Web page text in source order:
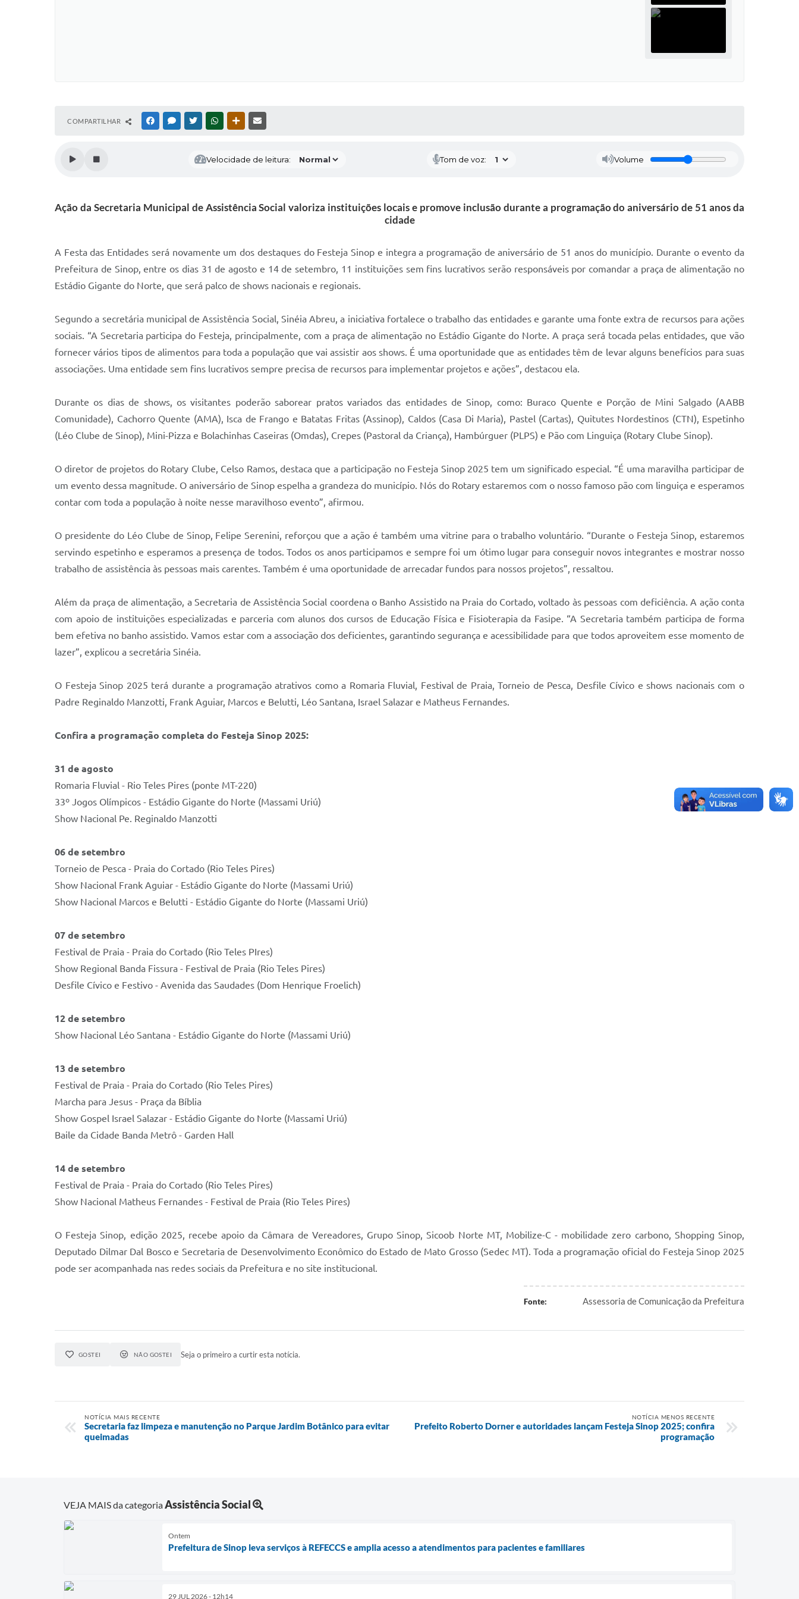
COMPARTILHAR FACEBOOKMESSENGER
TWITTERWHATSAPPOUTRAS MÍDIAS
Velocidade de leitura: Tom de voz: Volume
Ação da Secretaria Municipal de Assistência Social valoriza instituições locais e promove inclusão durante a programação do aniversário de 51 anos da
cidade
A Festa das Entidades será novamente um dos destaques do Festeja Sinop e integra a programação de aniversário de 51 anos do município. Durante o evento da
Prefeitura de Sinop, entre os dias 31 de agosto e 14 de setembro, 11 instituições sem fins lucrativos serão responsáveis por comandar a praça de alimentação no
Estádio Gigante do Norte, que será palco de shows nacionais e regionais.
Segundo a secretária municipal de Assistência Social, Sinéia Abreu, a iniciativa fortalece o trabalho das entidades e garante uma fonte extra de recursos para ações
sociais. “A Secretaria participa do Festeja, principalmente, com a praça de alimentação no Estádio Gigante do Norte. A praça será tocada pelas entidades, que vão
fornecer vários tipos de alimentos para toda a população que vai assistir aos shows. É uma oportunidade que as entidades têm de levar alguns benefícios para suas
associações. Uma entidade sem fins lucrativos sempre precisa de recursos para implementar projetos e ações”, destacou ela.
Durante os dias de shows, os visitantes poderão saborear pratos variados das entidades de Sinop, como: Buraco Quente e Porção de Mini Salgado (AABB
Comunidade), Cachorro Quente (AMA), Isca de Frango e Batatas Fritas (Assinop), Caldos (Casa Di Maria), Pastel (Cartas), Quitutes Nordestinos (CTN), Espetinho
(Léo Clube de Sinop), Mini-Pizza e Bolachinhas Caseiras (Omdas), Crepes (Pastoral da Criança), Hambúrguer (PLPS) e Pão com Linguiça (Rotary Clube Sinop).
O diretor de projetos do Rotary Clube, Celso Ramos, destaca que a participação no Festeja Sinop 2025 tem um significado especial. “É uma maravilha participar de
um evento dessa magnitude. O aniversário de Sinop espelha a grandeza do município. Nós do Rotary estaremos com o nosso famoso pão com linguiça e esperamos
contar com toda a população à noite nesse maravilhoso evento”, afirmou.
O presidente do Léo Clube de Sinop, Felipe Serenini, reforçou que a ação é também uma vitrine para o trabalho voluntário. “Durante o Festeja Sinop, estaremos
servindo espetinho e esperamos a presença de todos. Todos os anos participamos e sempre foi um ótimo lugar para conseguir novos integrantes e mostrar nosso
trabalho de assistência às pessoas mais carentes. Também é uma oportunidade de arrecadar fundos para nossos projetos”, ressaltou.
Além da praça de alimentação, a Secretaria de Assistência Social coordena o Banho Assistido na Praia do Cortado, voltado às pessoas com deficiência. A ação conta
com apoio de instituições especializadas e parceria com alunos dos cursos de Educação Física e Fisioterapia da Fasipe. “A Secretaria também participa de forma
bem efetiva no banho assistido. Vamos estar com a associação dos deficientes, garantindo segurança e acessibilidade para que todos aproveitem esse momento de
lazer”, explicou a secretária Sinéia.
O Festeja Sinop 2025 terá durante a programação atrativos como a Romaria Fluvial, Festival de Praia, Torneio de Pesca, Desfile Cívico e shows nacionais com o
Padre Reginaldo Manzotti, Frank Aguiar, Marcos e Belutti, Léo Santana, Israel Salazar e Matheus Fernandes.
Confira a programação completa do Festeja Sinop 2025:
31 de agosto
Romaria Fluvial - Rio Teles Pires (ponte MT-220)
33º Jogos Olímpicos - Estádio Gigante do Norte (Massami Uriú)
Show Nacional Pe. Reginaldo Manzotti
06 de setembro
Torneio de Pesca - Praia do Cortado (Rio Teles Pires)
Show Nacional Frank Aguiar - Estádio Gigante do Norte (Massami Uriú)
Show Nacional Marcos e Belutti - Estádio Gigante do Norte (Massami Uriú)
07 de setembro
Festival de Praia - Praia do Cortado (Rio Teles PIres)
Show Regional Banda Fissura - Festival de Praia (Rio Teles Pires)
Desfile Cívico e Festivo - Avenida das Saudades (Dom Henrique Froelich)
12 de setembro
Show Nacional Léo Santana - Estádio Gigante do Norte (Massami Uriú)
13 de setembro
Festival de Praia - Praia do Cortado (Rio Teles Pires)
Marcha para Jesus - Praça da Bíblia
Show Gospel Israel Salazar - Estádio Gigante do Norte (Massami Uriú)
Baile da Cidade Banda Metrô - Garden Hall
14 de setembro
Festival de Praia - Praia do Cortado (Rio Teles Pires)
Show Nacional Matheus Fernandes - Festival de Praia (Rio Teles Pires)
O Festeja Sinop, edição 2025, recebe apoio da Câmara de Vereadores, Grupo Sinop, Sicoob Norte MT, Mobilize-C - mobilidade zero carbono, Shopping Sinop,
Deputado Dilmar Dal Bosco e Secretaria de Desenvolvimento Econômico do Estado de Mato Grosso (Sedec MT). Toda a programação oficial do Festeja Sinop 2025
pode ser acompanhada nas redes sociais da Prefeitura e no site institucional.
Fonte: Assessoria de Comunicação da Prefeitura
GOSTEI NÃO GOSTEI Seja o primeiro a curtir esta notícia.
NOTÍCIA MAIS RECENTE
Secretaria faz limpeza e manutenção no Parque Jardim Botânico para evitar
queimadas
NOTÍCIA MENOS RECENTE
Prefeito Roberto Dorner e autoridades lançam Festeja Sinop 2025; confira
programação
VEJA MAIS da categoriaAssistência Social
Ontem
Prefeitura de Sinop leva serviços à REFECCS e amplia acesso a atendimentos para pacientes e familiares
29 JUL 2026 - 12h14